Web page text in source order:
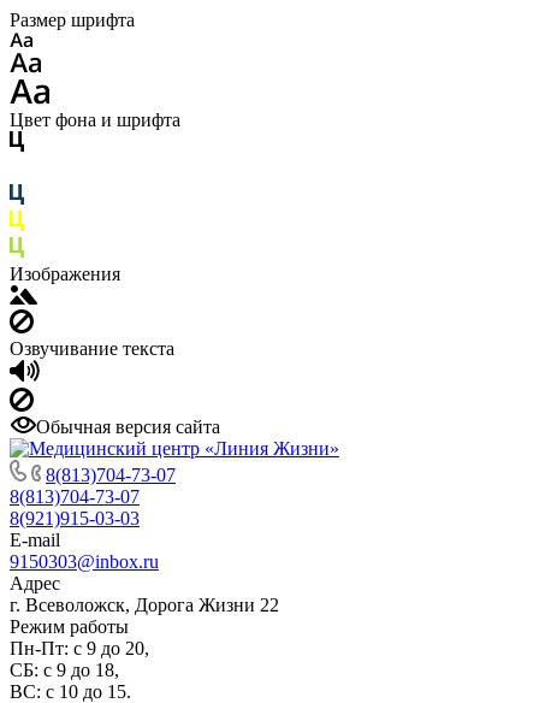
Размер шрифта
Цвет фона и шрифта
Изображения
Озвучивание текста
Обычная версия сайта
8(813)704-73-07
8(813)704-73-07
8(921)915-03-03
E-mail
9150303@inbox.ru
Адрес
г. Всеволожск, Дорога Жизни 22
Режим работы
Пн-Пт: с 9 до 20,
СБ: с 9 до 18,
ВС: с 10 до 15.